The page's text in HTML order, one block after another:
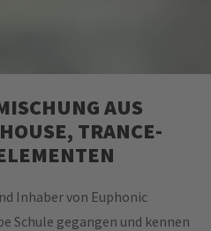
AUS
TRANCE-
Inhaber von Euphonic
Schule gegangen und kennen